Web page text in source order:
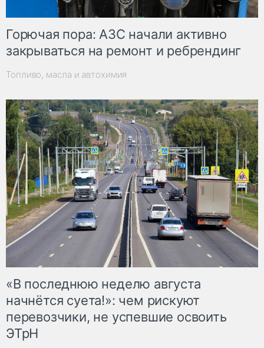
Горючая пора: АЗС начали активно
закрываться на ремонт и ребрендинг
Топливо, масла и автохимия
«В последнюю неделю августа
начнётся суета!»: чем рискуют
перевозчики, не успевшие освоить
ЭТрН